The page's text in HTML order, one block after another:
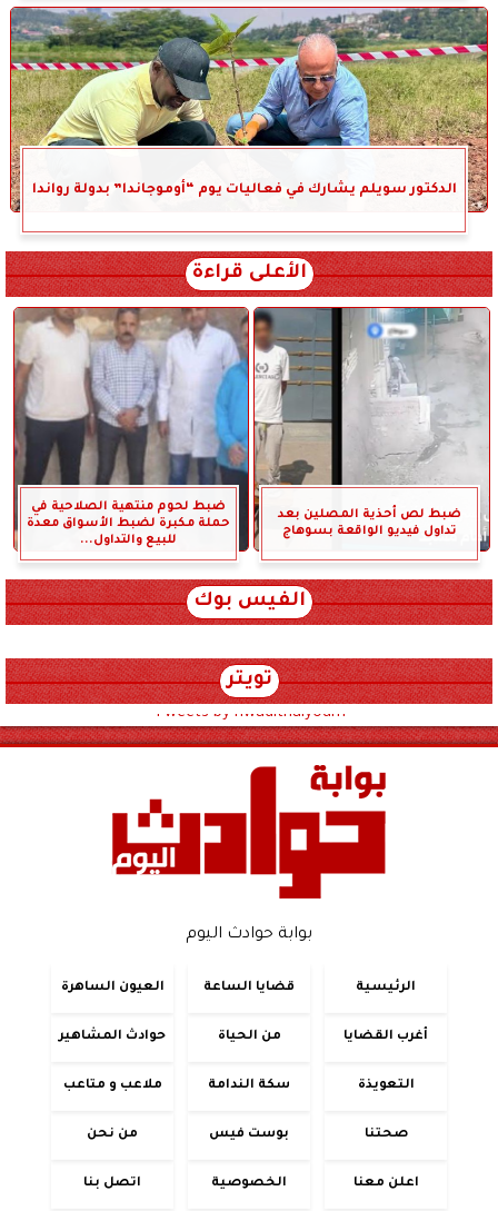
الدكتور سويلم يشارك في فعاليات يوم “أوموجاندا” بدولة رواندا
الأعلى قراءة
ضبط لص أحذية المصلين بعد
تداول فيديو الواقعة بسوهاج
ضبط لحوم منتهية الصلاحية في
حملة مكبرة لضبط الأسواق معدة
للبيع والتداول...
الفيس بوك
تويتر
Tweets by hwadithalyoum
بوابة حوادث اليوم
الرئيسية قضايا الساعة العيون الساهرة
أغرب القضايا من الحياة حوادث المشاهير
التعويذة سكة الندامة ملاعب و متاعب
صحتنا بوست فيس من نحن
اعلن معنا الخصوصية اتصل بنا